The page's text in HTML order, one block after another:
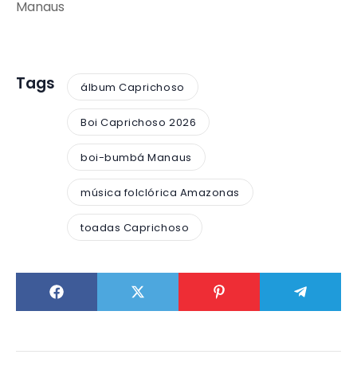
Manaus
Tags álbum Caprichoso
Boi Caprichoso 2026
boi-bumbá Manaus
música folclórica Amazonas
toadas Caprichoso